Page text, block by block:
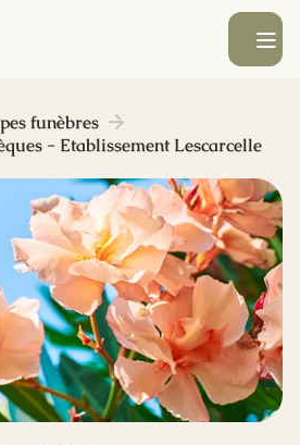
Ouvrir le
funèbres
- Etablissement Lescarcelle